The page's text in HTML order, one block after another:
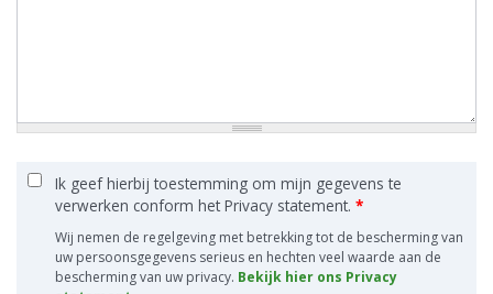
Ik geef hierbij toestemming om mijn gegevens te
verwerken conform het Privacy statement. *
Wij nemen de regelgeving met betrekking tot de bescherming van
uw persoonsgegevens serieus en hechten veel waarde aan de
bescherming van uw privacy. Bekijk hier ons Privacy